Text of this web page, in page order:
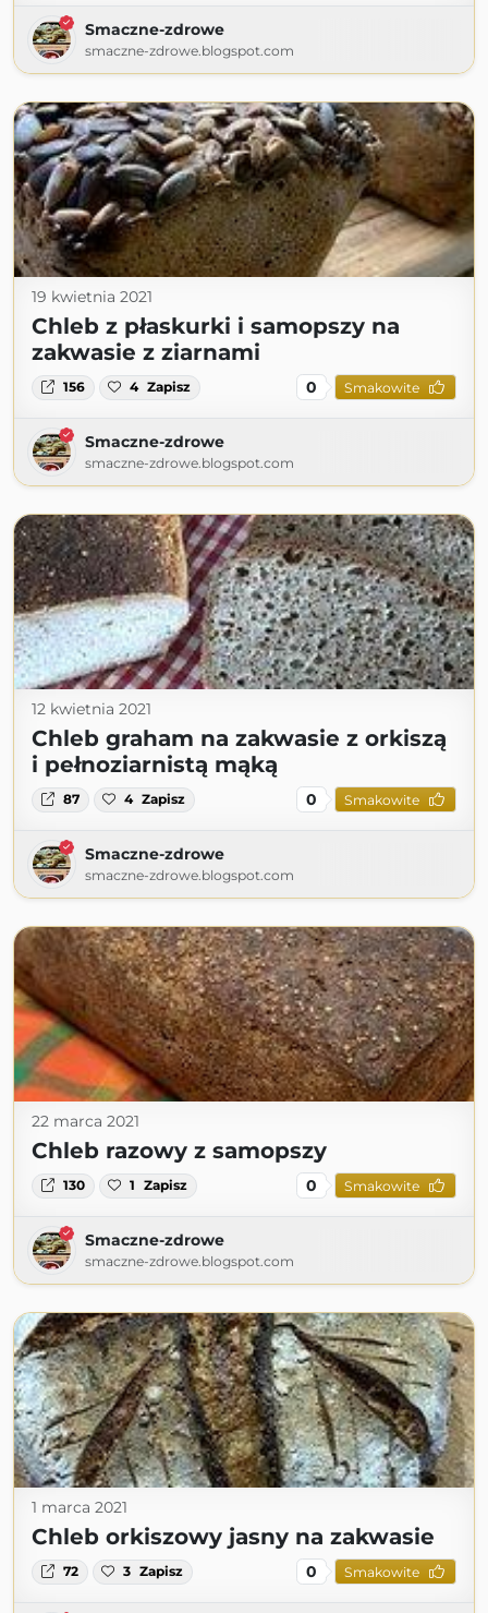
Smaczne-zdrowe
smaczne-zdrowe.blogspot.com
19 kwietnia 2021
Chleb z płaskurki i samopszy na
zakwasie z ziarnami
156 4 Zapisz 0 Smakowite
Smaczne-zdrowe
smaczne-zdrowe.blogspot.com
12 kwietnia 2021
Chleb graham na zakwasie z orkiszą
i pełnoziarnistą mąką
87 4 Zapisz 0 Smakowite
Smaczne-zdrowe
smaczne-zdrowe.blogspot.com
22 marca 2021
Chleb razowy z samopszy
130 1 Zapisz 0 Smakowite
Smaczne-zdrowe
smaczne-zdrowe.blogspot.com
1 marca 2021
Chleb orkiszowy jasny na zakwasie
72 3 Zapisz 0 Smakowite